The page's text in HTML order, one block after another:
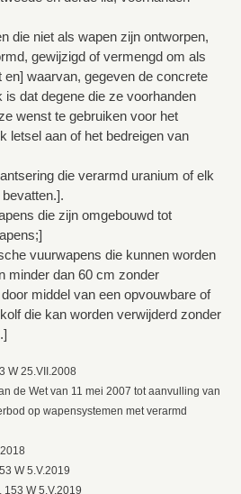
die niet als wapen zijn ontworpen,
gewijzigd of vermengd om als
waarvan, gegeven de concrete
is dat degene die ze voorhanden
wenst te gebruiken voor het
letsel aan of het bedreigen van
die verarmd uranium of elk
die zijn omgebouwd tot
vuurwapens die kunnen worden
minder dan 60 cm zonder
middel van een opvouwbare of
die kan worden verwijderd zonder
W 25.VII.2008
de Wet van 11 mei 2007 tot aanvulling van
op wapensystemen met verarmd
W 5.V.2019
153 W 5.V.2019